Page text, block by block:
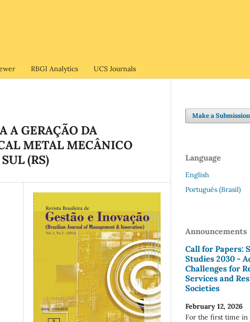
RBGI Analytics UCS Journals
A GERAÇÃO DA
METAL MECÂNICO
(RS)
Make a Submission
Language
English
Português (Brasil)
Announcements
Call for Papers:
Studies 2030 -
Challenges for
Services and
Societies
February 12, 2026
For the first time in